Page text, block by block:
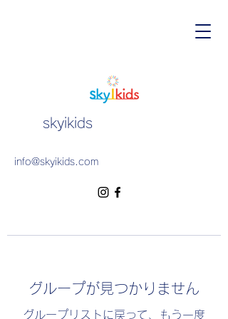
skyikids
info@skyikids.com
グループが見つかりません
グループリストに戻って、もう一度